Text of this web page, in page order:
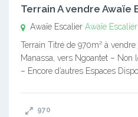
Terrain A vendre Awaïe
Awaïe Escalier Awaïe Escalier
Terrain Titré de 970m² à
Manassa, vers Ngoantet – Non
– Encore d’autres Espaces
970